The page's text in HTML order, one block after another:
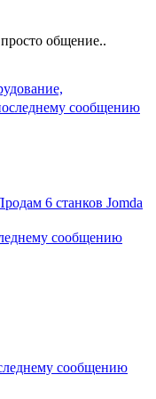
общение..
сообщению
6 станков Jomda
сообщению
сообщению